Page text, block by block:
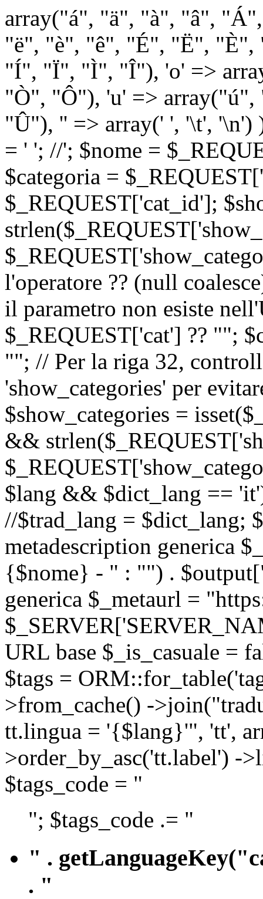
array("á", "ä", "à", "â",
"ë", "è", "ê", "É", "Ë",
"Í", "Ï", "Ì", "Î"), 'o' =>
"Ò", "Ô"), 'u' =>
"Û"), '' => array(' ', '\t',
= ' '; //'; $nome =
$categoria =
$_REQUEST['cat_id'];
l'operatore ?? (null
il parametro non esiste
$_REQUEST['cat'] ?? "";
""; // Per la riga 32,
'show_categories' per
$show_categories =
&&
$lang && $dict_lang ==
//$trad_lang = $dict_lang;
metadescription generica
{$nome} - " : "") .
generica $_metaurl =
URL base $_is_casuale =
$tags =
>from_cache() -
tt.lingua = '{$lang}'", 'tt',
>order_by_asc('tt.label') -
$tags_code = "
"; $tags_code .= "
" .
. "